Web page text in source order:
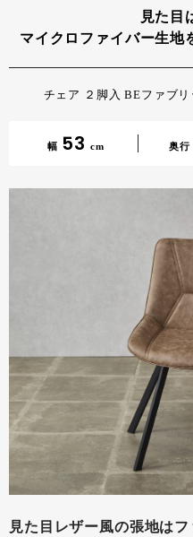
見た目
マイクロファイバー生地
チェア ２脚入 BEファブ
幅 53 cm 奥行
見た目レザー風の張地はフ